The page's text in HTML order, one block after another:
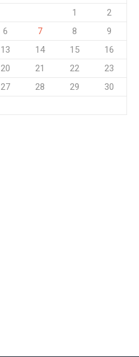
1
2
6 7 8
9
13 14 15
16
20 21 22
23
27 28 29
30